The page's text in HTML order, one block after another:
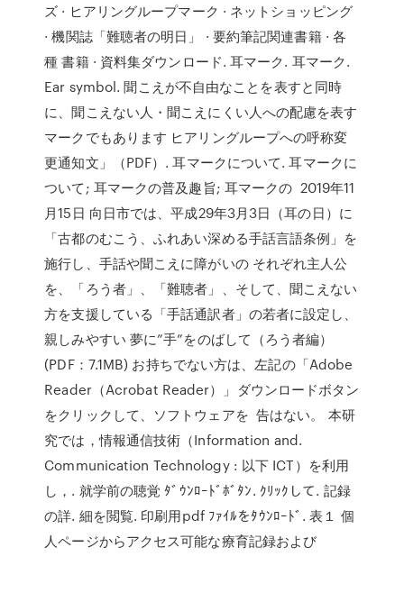
ズ · ヒアリングループマーク · ネットショッピング
· 機関誌「難聴者の明日」 · 要約筆記関連書籍 · 各
種 書籍 · 資料集ダウンロード. 耳マーク. 耳マーク.
Ear symbol. 聞こえが不自由なことを表すと同時
に、聞こえない人・聞こえにくい人への配慮を表す
マークでもあります ヒアリングループへの呼称変
更通知文」（PDF）. 耳マークについて. 耳マークに
ついて; 耳マークの普及趣旨; 耳マークの 2019年11
月15日 向日市では、平成29年3月3日（耳の日）に
「古都のむこう、ふれあい深める手話言語条例」を
施行し、手話や聞こえに障がいの それぞれ主人公
を、「ろう者」、「難聴者」、そして、聞こえない
方を支援している「手話通訳者」の若者に設定し、
親しみやすい 夢に”手”をのばして（ろう者編）
(PDF：7.1MB) お持ちでない方は、左記の「Adobe
Reader（Acrobat Reader）」ダウンロードボタン
をクリックして、ソフトウェアを 告はない。 本研
究では，情報通信技術（Information and.
Communication Technology : 以下 ICT）を利用
し，. 就学前の聴覚 ﾀﾞｳﾝﾛｰﾄﾞﾎﾞﾀﾝ. ｸﾘｯｸして. 記録
の詳. 細を閲覧. 印刷用pdf ﾌｧｲﾙをﾀｳﾝﾛｰﾄﾞ. 表１ 個
人ページからアクセス可能な療育記録および